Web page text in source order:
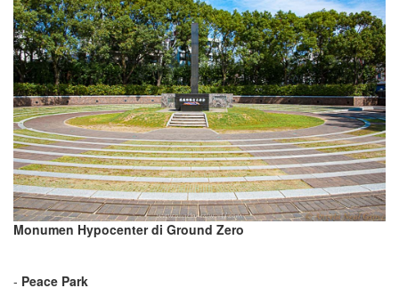
Monumen Hypocenter di Ground Zero
- Peace Park